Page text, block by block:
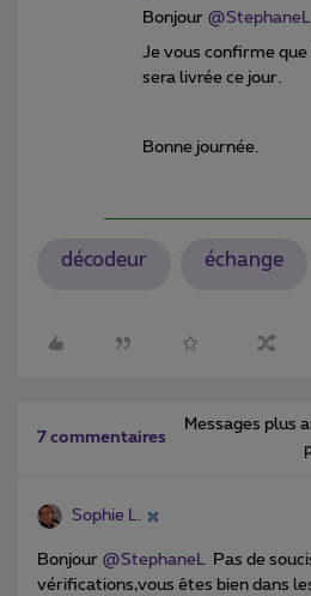
Bonjour ​ @StephaneL
Je vous confirme que
sera livrée ce jour.
Bonne journée.
décodeur échange
7 commentaires
Messages plus
Sophie L.
Bonjour ​ @StephaneL Pas de
vérifications,vous êtes bien dans